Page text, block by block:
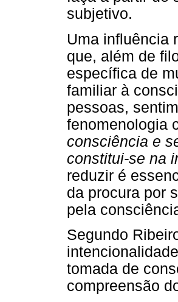
subjetivo.
Uma influência
que, além de
específica de
familiar à
pessoas,
fenomenologia
consciência e
constitui-se na
reduzir é
da procura por
pela
Segundo
tomada de
compreensão